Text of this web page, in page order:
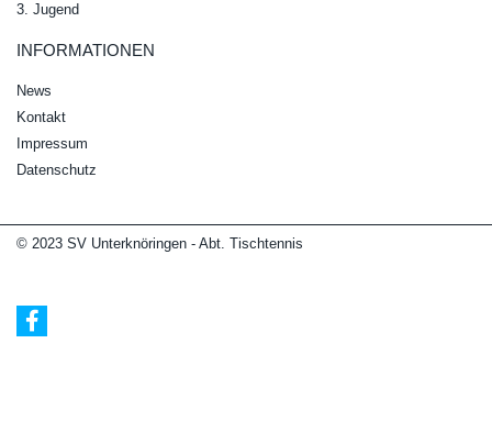
3. Jugend
INFORMATIONEN
News
Kontakt
Impressum
Datenschutz
© 2023 SV Unterknöringen - Abt. Tischtennis